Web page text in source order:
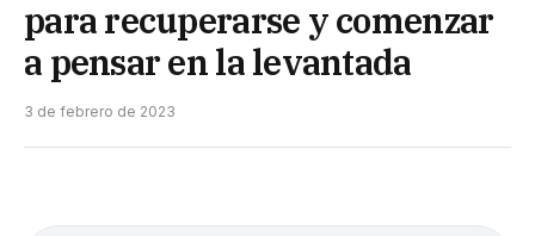
para recuperarse y comenzar
a pensar en la levantada
3 de febrero de 2023